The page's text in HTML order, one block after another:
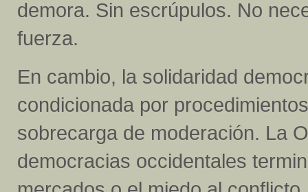
demora. Sin escrúpulos. No
fuerza.
En cambio, la solidaridad
condicionada por
sobrecarga de moderación. La
democracias occidentales